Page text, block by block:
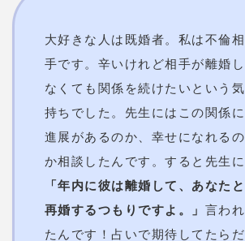
大好きな人は既婚者。私は不倫相
手です。辛いけれど相手が離婚し
なくても関係を続けたいという気
持ちでした。先生にはこの関係に
進展があるのか、幸せになれるの
か相談したんです。すると先生に
「年内に彼は離婚して、あなたと
再婚するつもりですよ。」 言われ
たんです！占いで期待してたらだ